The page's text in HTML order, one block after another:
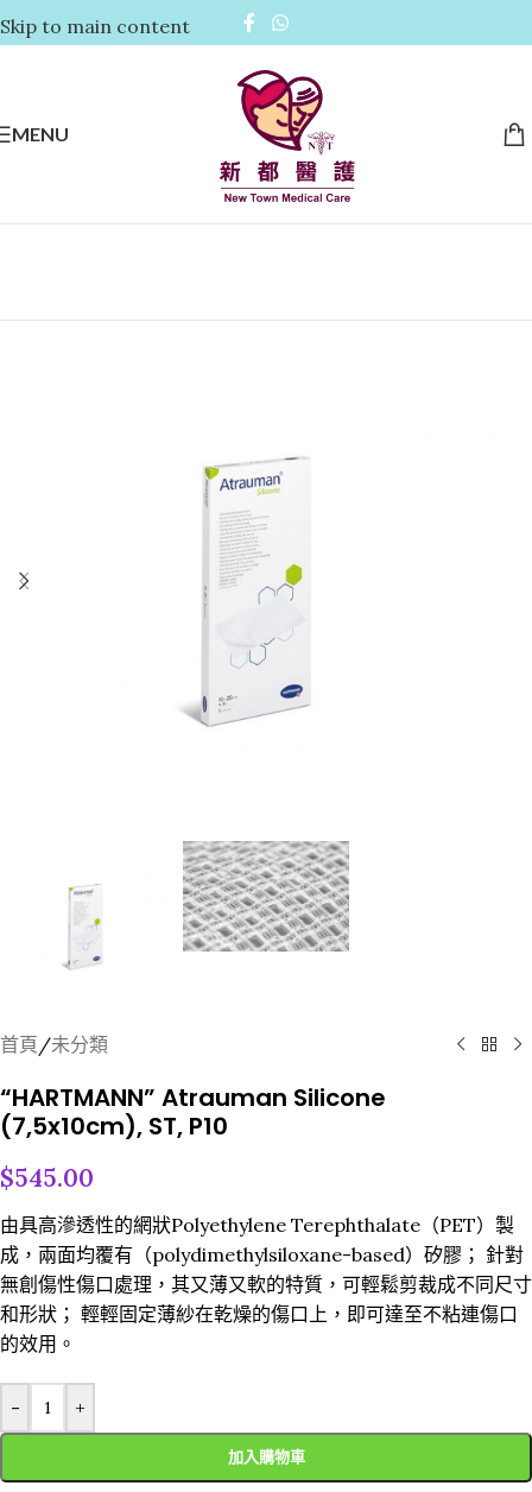
Skip to main content
MENU
首頁/未分類
“HARTMANN” Atrauman Silicone
(7,5x10cm), ST, P10
$545.00
由具高滲透性的網狀Polyethylene Terephthalate（PET）製
成，兩面均覆有（polydimethylsiloxane-based）矽膠； 針對
無創傷性傷口處理，其又薄又軟的特質，可輕鬆剪裁成不同尺寸
和形狀； 輕輕固定薄紗在乾燥的傷口上，即可達至不粘連傷口
的效用。
- +
加入購物車